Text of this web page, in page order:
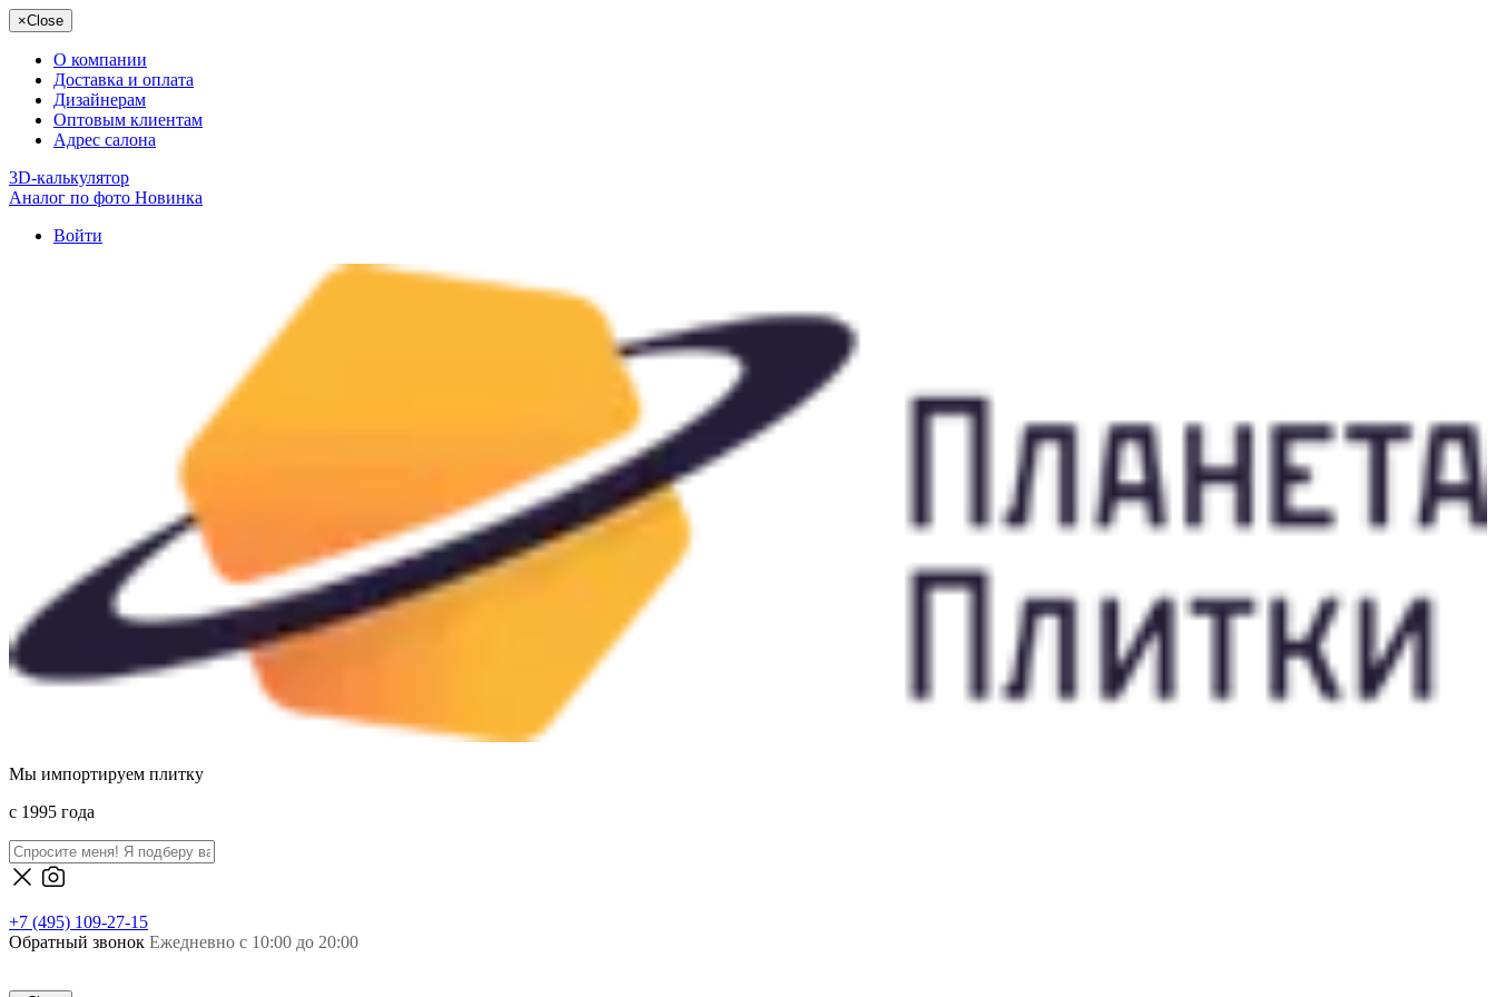
×Close
О компании
Доставка и оплата
Дизайнерам
Оптовым клиентам
Адрес салона
3D-калькулятор
Аналог по фото Новинка
Войти
Мы импортируем плитку
c 1995 года
+7 (495) 109-27-15
Обратный звонок Ежедневно с 10:00 до 20:00